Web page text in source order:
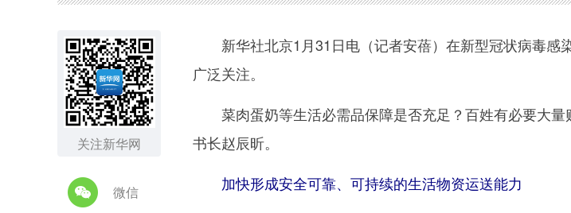
关注新华网
微信
新华社北京1月31日电（记者安蓓）在新型冠状病毒感
广泛关注。
菜肉蛋奶等生活必需品保障是否充足？百姓有必要大量
书长赵辰昕。
加快形成安全可靠、可持续的生活物资运送能力